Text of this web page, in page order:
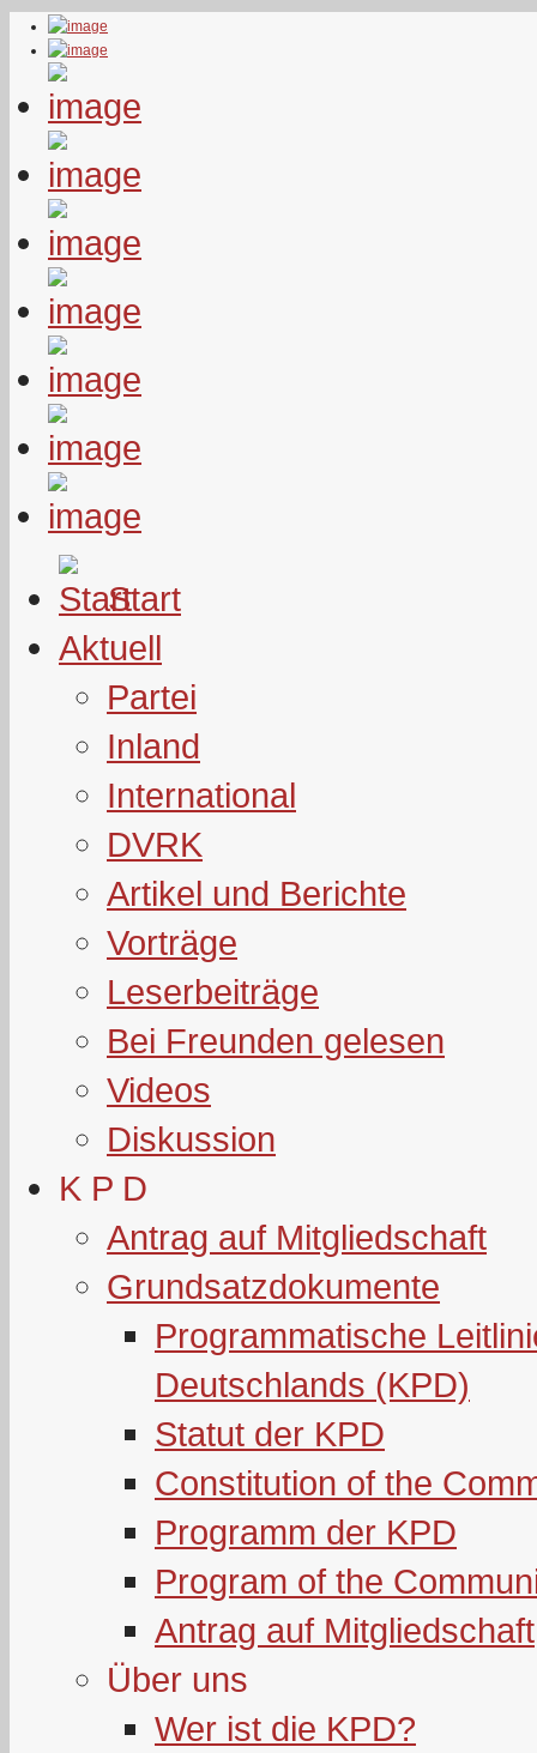
Start
Aktuell
Partei
Inland
International
DVRK
Artikel und Berichte
Vorträge
Leserbeiträge
Bei Freunden gelesen
Videos
Diskussion
K P D
Antrag auf Mitgliedschaft
Grundsatzdokumente
Programmatische
Deutschlands (KPD)
Statut der KPD
Constitution of the
Programm der KPD
Program of the
Antrag auf Mitgliedschaft
Über uns
Wer ist die KPD?